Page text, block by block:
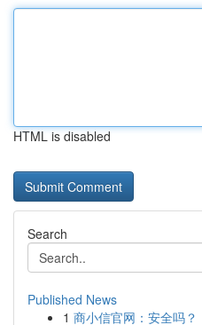
HTML is disabled
Search
Published News
1 商小信官网：安全吗？